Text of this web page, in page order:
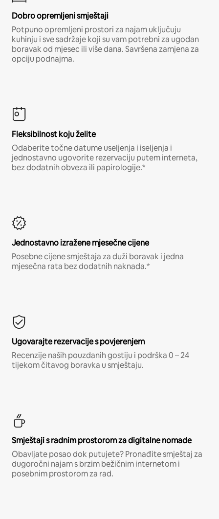
Dobro opremljeni smještaji
Potpuno opremljeni prostori za najam uključuju
kuhinju i sve sadržaje koji su vam potrebni za ugodan
boravak od mjesec ili više dana. Savršena zamjena za
opciju podnajma.
Fleksibilnost koju želite
Odaberite točne datume useljenja i iseljenja i
jednostavno ugovorite rezervaciju putem interneta,
bez dodatnih obveza ili papirologije.*
Jednostavno izražene mjesečne cijene
Posebne cijene smještaja za duži boravak i jedna
mjesečna rata bez dodatnih naknada.*
Ugovarajte rezervacije s povjerenjem
Recenzije naših pouzdanih gostiju i podrška 0 – 24
tijekom čitavog boravka u smještaju.
Smještaji s radnim prostorom za digitalne nomade
Obavljate posao dok putujete? Pronađite smještaj za
dugoročni najam s brzim bežičnim internetom i
posebnim prostorom za rad.